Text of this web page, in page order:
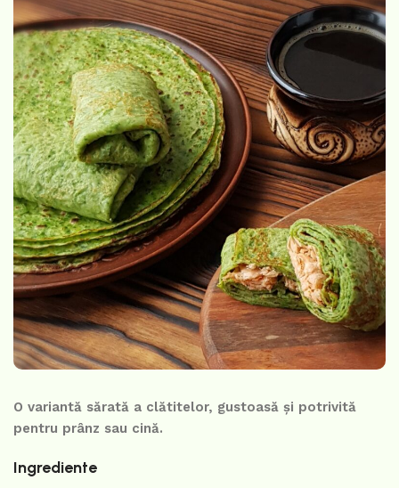
O variantă sărată a clătitelor, gustoasă și potrivită
pentru prânz sau cină.
Ingrediente